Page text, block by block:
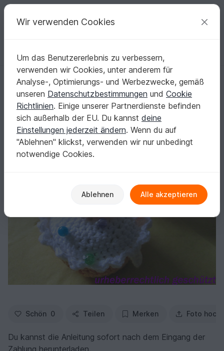
Deine kreativen Ideen
Deutsch | € (EUR) einloggen Kostenlos registrieren
Startseite Häkeln Kinder Kinderspielzeug
Häkelanleitung MUFFIN Cupcake häkeln bebilderte ANLEITUNG für
Häkelanleitung MUFFIN Cupcake häkeln
bebilderte ANLEITUNG für ein Nadelkissen
Schön 0 Teilen Merken Foto
Du kannst die Anleitung sofort nach dem Eingang der
Wir verwenden Cookies
Um das Benutzererlebnis zu verbessern,
verwenden wir Cookies, unter anderem für
Analyse-, Optimierungs- und Werbezwecke, gemäß
unseren Datenschutzbestimmungen und Cookie
Richtlinien. Einige unserer Partnerdienste befinden
sich außerhalb der EU. Du kannst deine
Einstellungen jederzeit ändern. Wenn du auf
"Ablehnen" klickst, verwenden wir nur unbedingt
notwendige Cookies.
Ablehnen Alle akzeptieren